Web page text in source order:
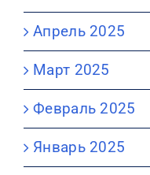
Апрель 2025
Март 2025
Февраль 2025
Январь 2025